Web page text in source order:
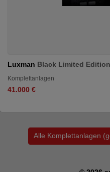
Luxman Black Limited
Komplettanlagen
41.000 €
Alle Komplettanlagen